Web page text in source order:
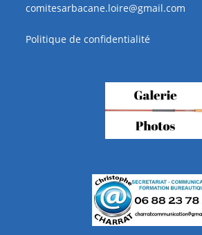
comitesarbacane.loire@gmail.com
Politique de confidentialité